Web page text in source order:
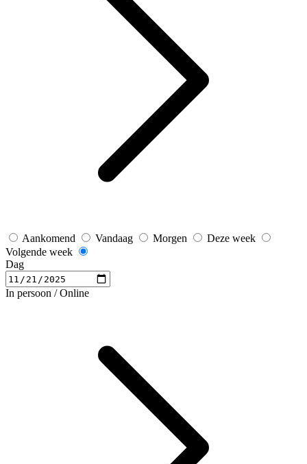
Aankomend Vandaag Morgen
Deze week
Volgende week
Dag
In persoon / Online